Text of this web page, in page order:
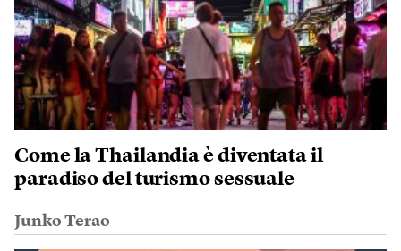
Come la Thailandia è diventata il
paradiso del turismo sessuale
Junko Terao